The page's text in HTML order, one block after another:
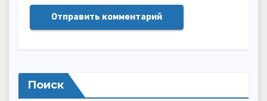
Поиск